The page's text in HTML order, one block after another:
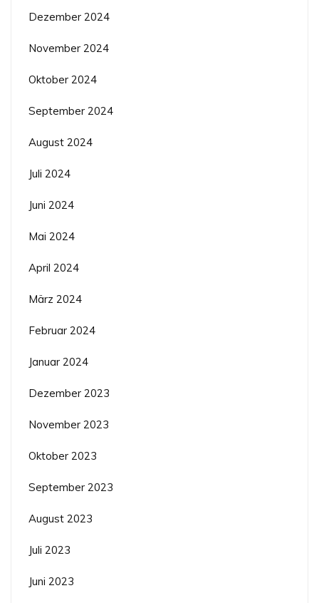
Dezember 2024
November 2024
Oktober 2024
September 2024
August 2024
Juli 2024
Juni 2024
Mai 2024
April 2024
März 2024
Februar 2024
Januar 2024
Dezember 2023
November 2023
Oktober 2023
September 2023
August 2023
Juli 2023
Juni 2023